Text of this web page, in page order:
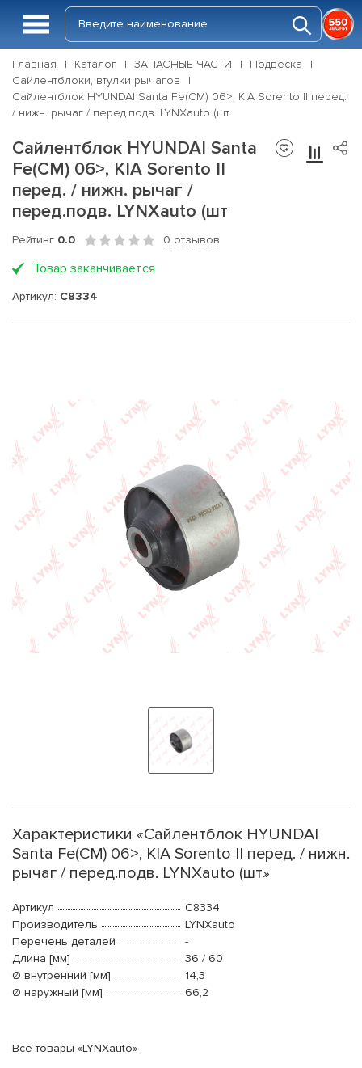
Главная Каталог ЗАПАСНЫЕ ЧАСТИ
Подвеска
Сайлентблоки, втулки рычагов
Сайлентблок HYUNDAI Santa Fe(CM) 06>, KIA Sorento II перед.
/ нижн. рычаг / перед.подв. LYNXauto (шт
Сайлентблок HYUNDAI Santa
Fe(CM) 06>, KIA Sorento II
перед. / нижн. рычаг /
перед.подв. LYNXauto (шт
Рейтинг 0.0 0 отзывов
Товар заканчивается
Артикул: C8334
Характеристики «Сайлентблок HYUNDAI
Santa Fe(CM) 06>, KIA Sorento II перед. / нижн.
рычаг / перед.подв. LYNXauto (шт»
Артикул
C8334
Производитель
LYNXauto
Перечень деталей
-
Длина [мм]
36 / 60
Ø внутренний [мм]
14,3
Ø наружный [мм]
66,2
Все товары «LYNXauto»